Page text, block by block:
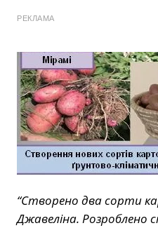
РЕКЛАМА
“Створено два сорти
Джавеліна. Розроблено